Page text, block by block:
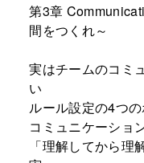
第3章
間をつくれ～
実はチームのコミ
い
ルール設定の4つの
コミュニケーショ
「理解してから理